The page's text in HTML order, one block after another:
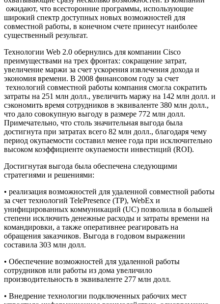
ожидают, что всесторонние программы, использующие
широкий спектр доступных новых возможностей для
совместной работы, в конечном счете принесут наиболее
существенный результат.
Технологии Web 2.0 обернулись для компании Cisco
преимуществами на трех фронтах: сокращение затрат,
увеличение маржи за счет ускорения извлечения дохода и
экономия времени. В 2008 финансовом году за счет
технологий совместной работы компания смогла сократить
затраты на 251 млн долл., увеличить маржу на 142 млн долл. и
сэкономить время сотрудников в эквиваленте 380 млн долл.,
что дало совокупную выгоду в размере 772 млн долл.
Примечательно, что столь значительная выгода была
достигнута при затратах всего 82 млн долл., благодаря чему
период окупаемости составил менее года при исключительно
высоком коэффициенте окупаемости инвестиций (ROI).
Достигнутая выгода была обеспечена следующими
стратегиями и решениями:
• реализация возможностей для удаленной совместной работы
за счет технологий TelePresence (TP), WebEx и
унифицированных коммуникаций (UC) позволила в большей
степени исключить денежные расходы и затраты времени на
командировки, а также оперативнее реагировать на
обращения заказчиков. Выгода в годовом выражении
составила 303 млн долл.
• Обеспечение возможностей для удаленной работы
сотрудников или работы из дома увеличило
производительность в эквиваленте 277 млн долл.
• Внедрение технологии подключенных рабочих мест